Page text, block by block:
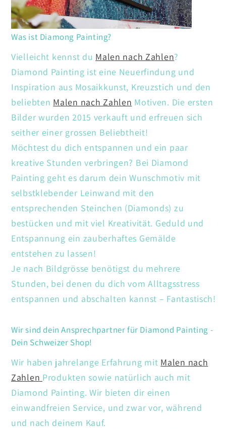
Was ist Diamong Painting?
Vielleicht kennst du Malen nach Zahlen?
Diamond Painting ist eine Neuerfindung und
Inspiration aus Mosaikkunst, Kreuzstich und den
beliebten Malen nach Zahlen Motiven. Die ersten
Bilder wurden 2015 verkauft und erfreuen sich
seither einer grossen Beliebtheit!
Möchtest du dich entspannen und ein paar
kreative Stunden verbringen? Bei Diamond
Painting geht es darum dein Wunschmotiv mit
selbstklebender Leinwand mit den
entsprechenden Steinchen (Diamonds) zu
bestücken und mit viel Kreativität. Geduld und
Entspannung ein zauberhaftes Gemälde
entstehen zu lassen!
Je nach Bildgrösse benötigst du mehrere
Stunden, bei denen du dich vom Alltagsstress
entspannen und abschalten kannst – Fantastisch!
Wir sind dein Ansprechpartner für Diamond Painting -
Dein Schweizer Shop!
Wir haben jahrelange Erfahrung mit Malen nach
Zahlen Produkten sowie natürlich auch mit
Diamond Painting. Wir bieten dir einen
einwandfreien Service, und zwar vor, während
und nach deinem Kauf.